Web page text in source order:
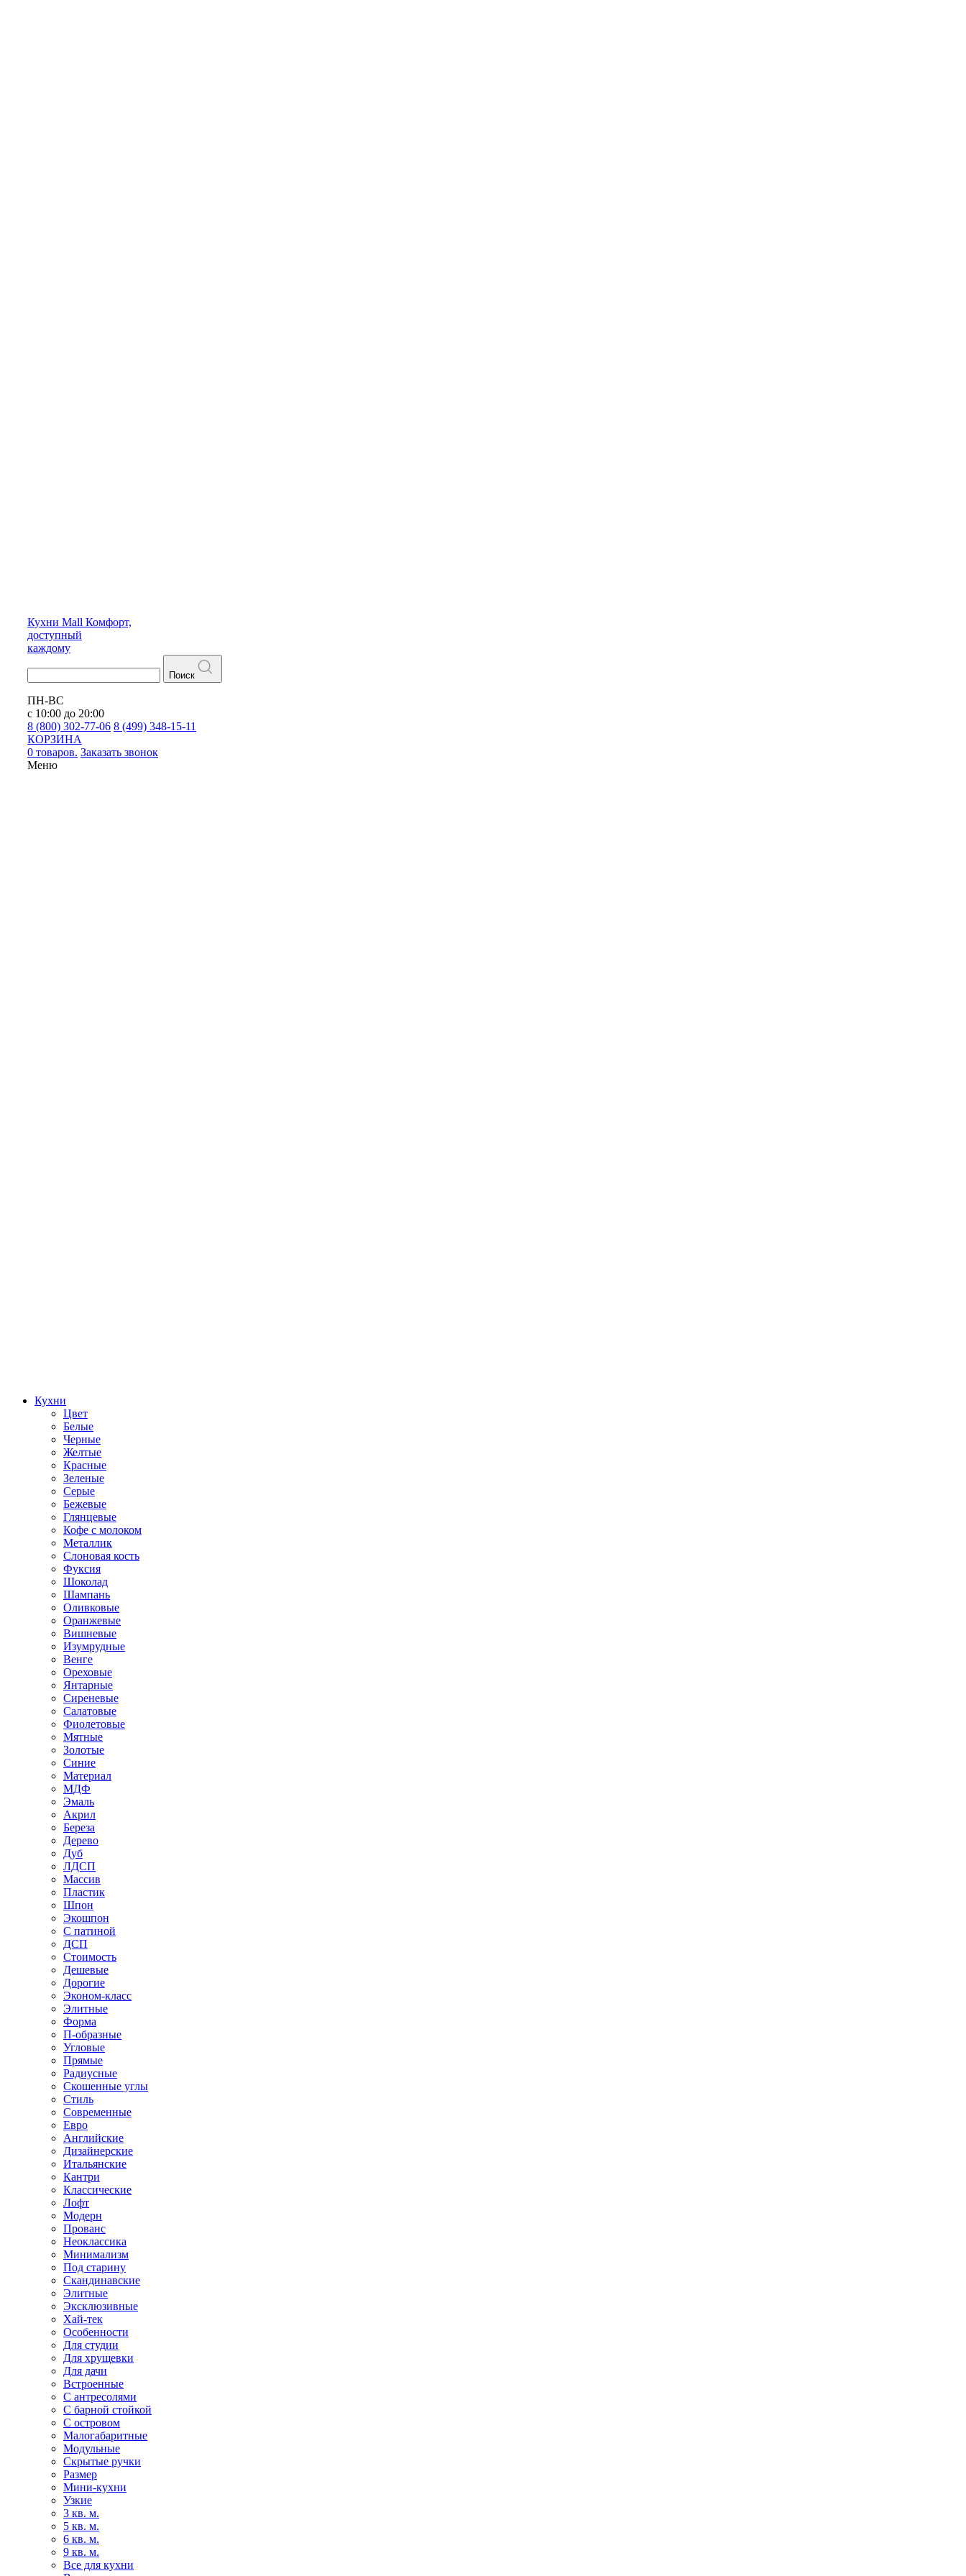
Кухни Mall Комфорт,
доступный
каждому
Поиск
ПН-ВС
с 10:00 до 20:00
8 (800) 302-77-06 8 (499) 348-15-11
КОРЗИНА
0 товаров. Заказать звонок
Меню
Кухни
Цвет
Белые
Черные
Желтые
Красные
Зеленые
Серые
Бежевые
Глянцевые
Кофе с молоком
Металлик
Слоновая кость
Фуксия
Шоколад
Шампань
Оливковые
Оранжевые
Вишневые
Изумрудные
Венге
Ореховые
Янтарные
Сиреневые
Салатовые
Фиолетовые
Мятные
Золотые
Синие
Материал
МДФ
Эмаль
Акрил
Береза
Дерево
Дуб
ЛДСП
Массив
Пластик
Шпон
Экошпон
С патиной
ДСП
Стоимость
Дешевые
Дорогие
Эконом-класс
Элитные
Форма
П-образные
Угловые
Прямые
Радиусные
Скошенные углы
Стиль
Современные
Евро
Английские
Дизайнерские
Итальянские
Кантри
Классические
Лофт
Модерн
Прованс
Неоклассика
Минимализм
Под старину
Скандинавские
Элитные
Эксклюзивные
Хай-тек
Особенности
Для студии
Для хрущевки
Для дачи
Встроенные
С антресолями
С барной стойкой
С островом
Малогабаритные
Модульные
Скрытые ручки
Размер
Мини-кухни
Узкие
3 кв. м.
5 кв. м.
6 кв. м.
9 кв. м.
Все для кухни